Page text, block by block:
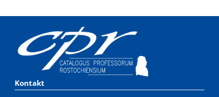
Kontakt